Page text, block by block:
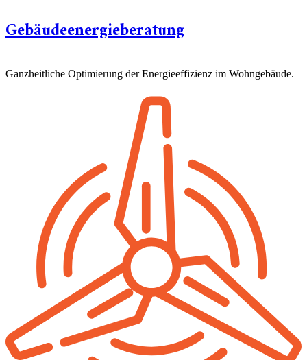
Gebäudeenergieberatung
Ganzheitliche Optimierung der Energieeffizienz im Wohngebäude.